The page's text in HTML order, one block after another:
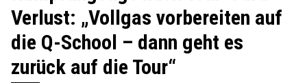
Verlust: „Vollgas vorbereiten auf
die Q-School – dann geht es
zurück auf die Tour“